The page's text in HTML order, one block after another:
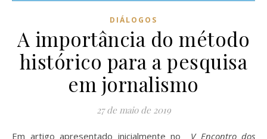
DIÁLOGOS
A importância do método
histórico para a pesquisa
em jornalismo
27 de maio de 2019
Em artigo apresentado inicialmente no V Encontro dos